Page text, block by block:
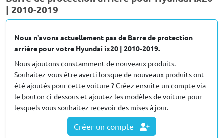
| 2010-2019
Nous n'avons actuellement pas de Barre de protection
arrière pour votre Hyundai ix20 | 2010-2019.
Nous ajoutons constamment de nouveaux produits.
Souhaitez-vous être averti lorsque de nouveaux produits ont
été ajoutés pour cette voiture ? Créez ensuite un compte via
le bouton ci-dessous et ajoutez les modèles de voiture pour
lesquels vous souhaitez recevoir des mises à jour.
Créer un compte